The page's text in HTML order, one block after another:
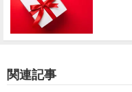
関連記事